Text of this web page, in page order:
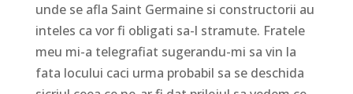
unde se afla Saint Germaine si constructorii au
inteles ca vor fi obligati sa-l stramute. Fratele
meu mi-a telegrafiat sugerandu-mi sa vin la
fata locului caci urma probabil sa se deschida